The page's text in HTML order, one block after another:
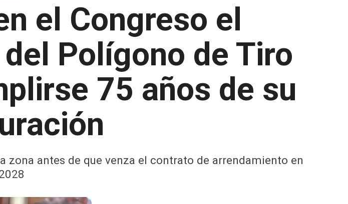
el Congreso el
Polígono de Tiro
75 años de su
zona antes de que venza el contrato de arrendamiento en